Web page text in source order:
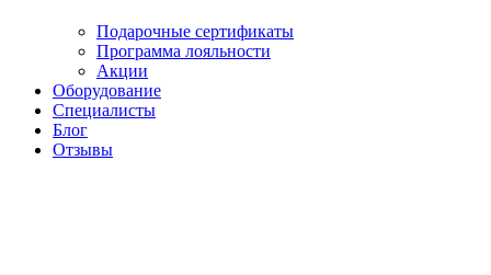
Подарочные сертификаты
Программа лояльности
Акции
Оборудование
Cпециалисты
Блог
Отзывы